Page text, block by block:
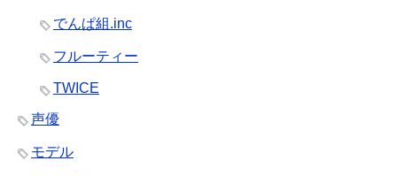
でんぱ組.inc
フルーティー
TWICE
声優
モデル